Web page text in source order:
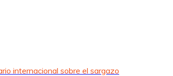
internacional sobre el sargazo